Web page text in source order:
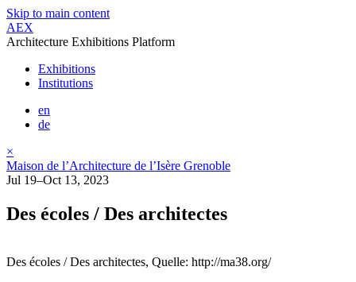
Skip to main content
AEX
Architecture Exhibitions Platform
Exhibitions
Institutions
en
de
×
Maison de l’Architecture de l’Isère Grenoble
Jul 19–Oct 13, 2023
Des écoles / Des architectes
Des écoles / Des architectes, Quelle: http://ma38.org/